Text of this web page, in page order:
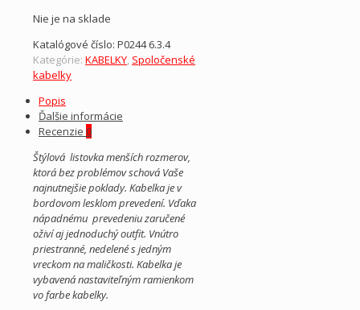
Nie je na sklade
Katalógové číslo: P0244 6.3.4
Kategórie: KABELKY, Spoločenské
kabelky
Popis
Ďalšie informácie
Recenzie 0
Štýlová listovka menších rozmerov,
ktorá bez problémov schová Vaše
najnutnejšie poklady. Kabelka je v
bordovom lesklom prevedení. Vďaka
nápadnému prevedeniu zaručené
oživí aj jednoduchý outfit. Vnútro
priestranné, nedelené s jedným
vreckom na maličkosti. Kabelka je
vybavená nastaviteľným ramienkom
vo farbe kabelky.